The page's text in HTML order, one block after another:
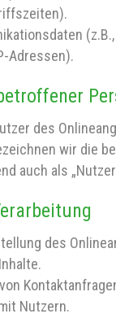
Adressen).
des
wir die
auch als
des
Nutzern.